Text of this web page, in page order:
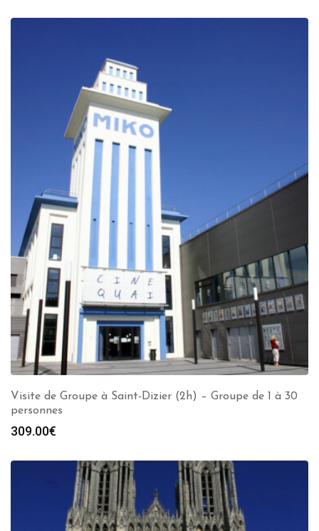
Visite de Groupe à Saint-Dizier (2h) – Groupe de 1 à 30
personnes
309.00€